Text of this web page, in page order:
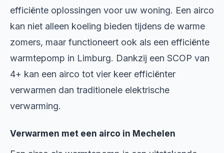
efficiënte oplossingen voor uw woning. Een airco
kan niet alleen koeling bieden tijdens de warme
zomers, maar functioneert ook als een efficiënte
warmtepomp in Limburg. Dankzij een SCOP van
4+ kan een airco tot vier keer efficiënter
verwarmen dan traditionele elektrische
verwarming.
Verwarmen met een airco in Mechelen